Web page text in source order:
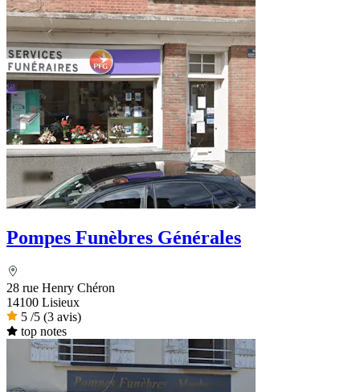
Pompes Funèbres Générales
28 rue Henry Chéron
14100 Lisieux
5 /5 (3 avis)
top notes